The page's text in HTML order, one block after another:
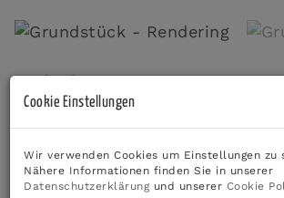
*** Zum Verkauf gelangen insgesamt
Baugrundstücke inmitten von Bad
In attraktiver Lage inBad Radkersburg
Cookie Einstellungen
Wir verwenden Cookies um Einstellungen zu
Nähere Informationen finden Sie in unserer
Datenschutzerklärungund unserer Cookie